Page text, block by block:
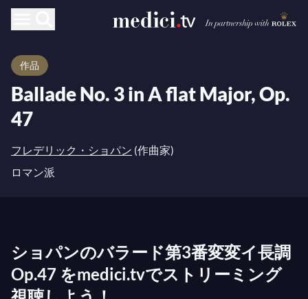
作品
Ballade No. 3 in A flat Major, Op.
47
フレデリック・ショパン (作曲家)
ロマン派
ショパンのバラード第3番変変イ長調
Op.47 をmedici.tvでストリーミング